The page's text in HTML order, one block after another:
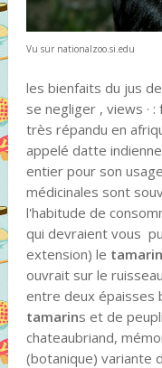
Vu sur nationalzoo.si.edu
les bienfaits du jus de
se negliger , views · :
très répandu en
appelé datte
entier pour son
médicinales sont
l'habitude de
qui devraient vous
extension) le tamarin
ouvrait sur le
entre deux épaisses
tamarins et de
chateaubriand,
(botanique) variante